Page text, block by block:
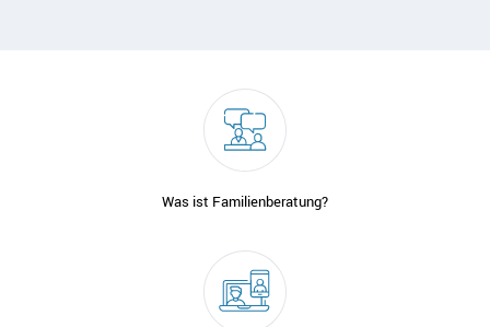
Was ist Familienberatung?